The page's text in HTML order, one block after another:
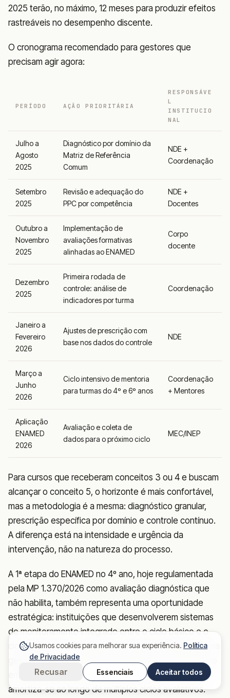
2025 terão, no máximo, 12 meses para produzir efeitos
rastreáveis no desempenho discente.
O cronograma recomendado para gestores que
precisam agir agora:
PERÍODO AÇÃO PRIORITÁRIA
RESPONSÁVE
L
INSTITUCIO
NAL
Julho a
Agosto
2025
Diagnóstico por domínio da
Matriz de Referência
Comum
NDE +
Coordenação
Setembro
2025
Revisão e adequação do
PPC por competência
NDE +
Docentes
Outubro a
Novembro
2025
Implementação de
avaliações formativas
alinhadas ao ENAMED
Corpo
docente
Dezembro
2025
Primeira rodada de
controle: análise de
indicadores por turma
Coordenação
Janeiro a
Fevereiro
2026
Ajustes de prescrição com
base nos dados do controle
NDE
Março a
Junho
2026
Ciclo intensivo de mentoria
para turmas do 4º e 6º anos
Coordenação
+ Mentores
Aplicação
ENAMED
2026
Avaliação e coleta de
dados para o próximo ciclo
MEC/INEP
Para cursos que receberam conceitos 3 ou 4 e buscam
alcançar o conceito 5, o horizonte é mais confortável,
mas a metodologia é a mesma: diagnóstico granular,
prescrição específica por domínio e controle contínuo.
A diferença está na intensidade e urgência da
intervenção, não na natureza do processo.
A 1ª etapa do ENAMED no 4º ano, hoje regulamentada
pela MP 1.370/2026 como avaliação diagnóstica que
não habilita, também representa uma oportunidade
estratégica: instituições que desenvolverem sistemas
de monitoramento integrado entre o ciclo básico e o
ciclo clínico terão vantagem competitiva significativa na
gestão do desempenho a longo prazo. O investimento
em infraestrutura de dados pedagógicos feito agora
amortiza-se ao longo de múltiplos ciclos avaliativos.
Usamos cookies para melhorar sua experiência. Política
de Privacidade
Recusar Essenciais Aceitar todos